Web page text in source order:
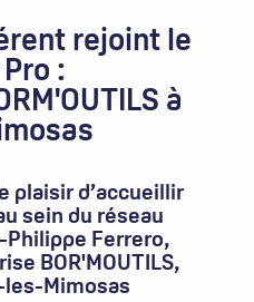
rejoint le
:
à
plaisir d’accueillir
sein du réseau
Philippe Ferrero,
BOR'MOUTILS,
Mimosas